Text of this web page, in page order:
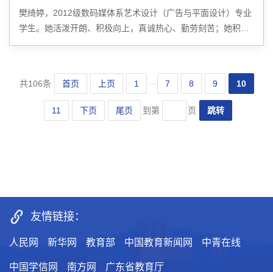
樊绮婷，2012级数码媒体系艺术设计（广告与平面设计）专业
学生。她活泼开朗、积极向上，真诚热心、勤劳刻苦；她积极
参加各类型比赛，获得优异成绩；她也是为数不多的、连续两
共106条 首页 上页 1 7 8 9 10
11 下页 尾页 到第 页 跳转
友情链接：
人民网 新华网 教育部 中国教育新闻网 中青在线
中国学信网 南方网 广东省教育厅